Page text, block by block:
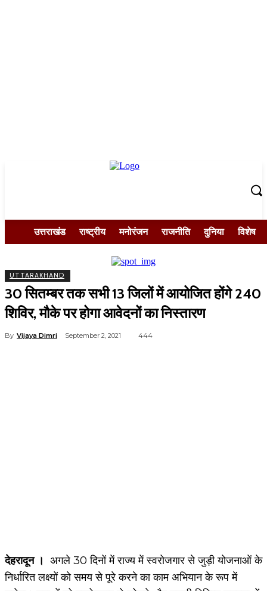
उत्तराखंड राष्ट्रीय मनोरंजन राजनीति दुनिया विशेष
UTTARAKHAND
30 सितम्बर तक सभी 13 जिलों में आयोजित होंगे 240
शिविर, मौके पर होगा आवेदनों का निस्तारण
By Vijaya Dimri September 2, 2021 444
देहरादून । अगले 30 दिनों में राज्य में स्वरोजगार से जुड़ी योजनाओं के
निर्धारित लक्ष्यों को समय से पूरे करने का काम अभियान के रूप में